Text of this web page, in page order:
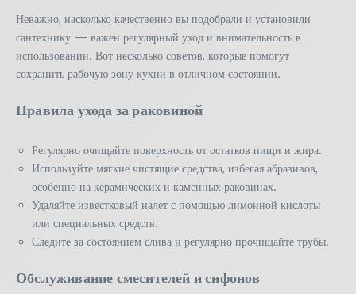
Неважно, насколько качественно вы подобрали и установили
сантехнику — важен регулярный уход и внимательность в
использовании. Вот несколько советов, которые помогут
сохранить рабочую зону кухни в отличном состоянии.
Правила ухода за раковиной
Регулярно очищайте поверхность от остатков пищи и жира.
Используйте мягкие чистящие средства, избегая абразивов,
особенно на керамических и каменных раковинах.
Удаляйте известковый налет с помощью лимонной кислоты
или специальных средств.
Следите за состоянием слива и регулярно прочищайте трубы.
Обслуживание смесителей и сифонов